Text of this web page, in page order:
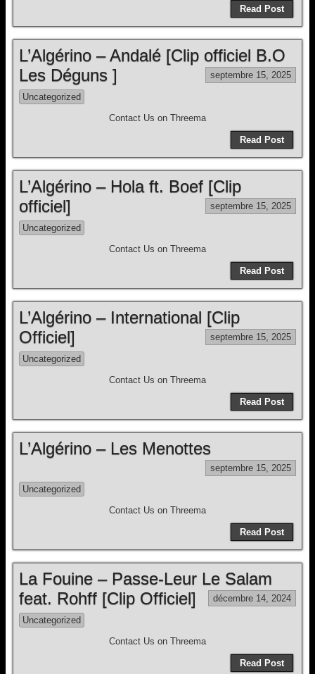
Read Post
L’Algérino – Andalé [Clip officiel B.O
Les Déguns ]
septembre 15, 2025
Uncategorized
Contact Us on Threema
Read Post
L’Algérino – Hola ft. Boef [Clip
officiel]
septembre 15, 2025
Uncategorized
Contact Us on Threema
Read Post
L’Algérino – International [Clip
Officiel]
septembre 15, 2025
Uncategorized
Contact Us on Threema
Read Post
L’Algérino – Les Menottes
septembre 15, 2025
Uncategorized
Contact Us on Threema
Read Post
La Fouine – Passe-Leur Le Salam
feat. Rohff [Clip Officiel]
décembre 14, 2024
Uncategorized
Contact Us on Threema
Read Post